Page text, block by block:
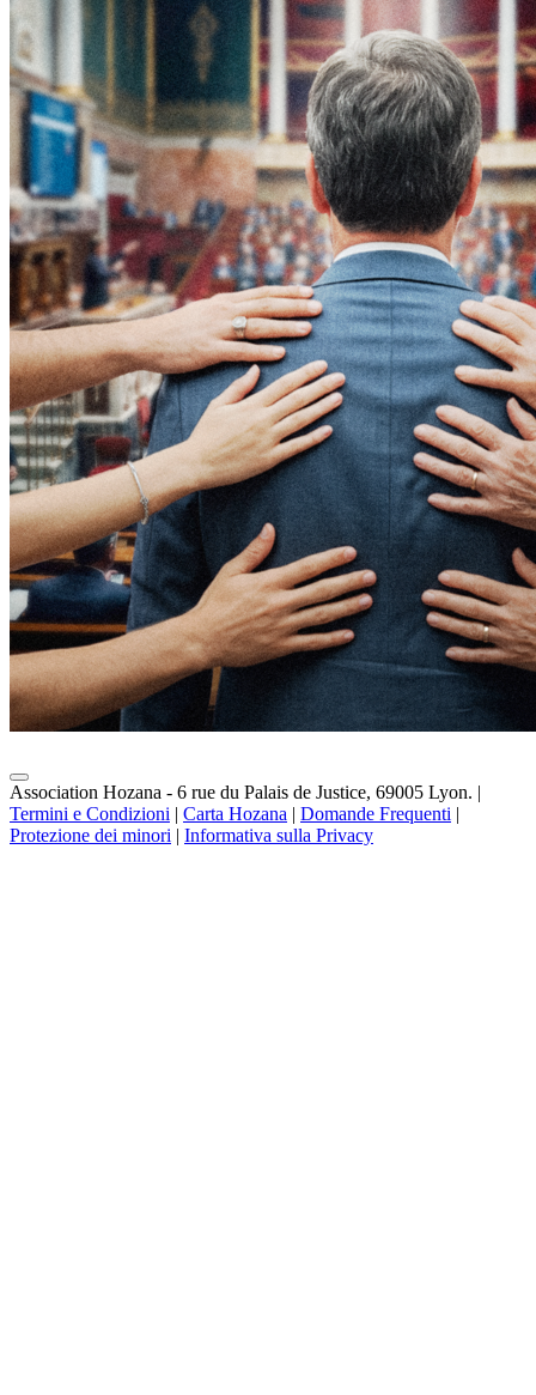
Association Hozana - 6 rue du Palais de Justice, 69005 Lyon. |
Termini e Condizioni | Carta Hozana | Domande Frequenti |
Protezione dei minori | Informativa sulla Privacy